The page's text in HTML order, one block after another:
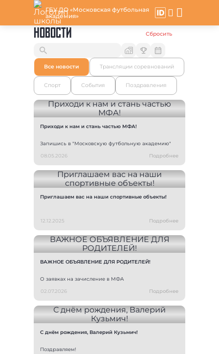
ГБУ ДО «Московская футбольная
академия»
НОВОСТИ Сбросить
Все новости Трансляции соревнований
Спорт События Поздравления
Приходи к нам и стань частью МФА!
Запишись в "Московскую футбольную академию"
08.05.2026
Подробнее
Приглашаем вас на наши спортивные объекты!
12.12.2025 Подробнее
ВАЖНОЕ ОБЪЯВЛЕНИЕ ДЛЯ РОДИТЕЛЕЙ!
О заявках на зачисление в МФА
02.07.2026
Подробнее
С днём рождения, Валерий Кузьмич!
Поздравляем!